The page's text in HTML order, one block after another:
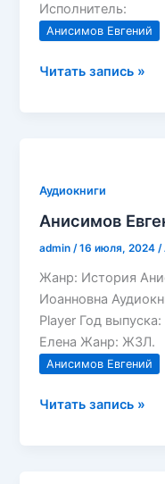
Исполнитель:
Анисимов Евгений
Анисимов
Рюрика
до
Путина
Читать запись »
Аудиокниги
Анисимов
admin/16 июля, 2024/
Жанр: История
Иоанновна
Player Год
Елена Жанр: ЖЗЛ.
Анисимов Евгений
Анисимов
Читать запись »